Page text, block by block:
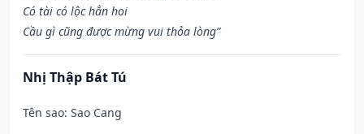
Có tài có lộc hẳn hoi
Cầu gì cũng được mừng vui thỏa lòng”
Nhị Thập Bát Tú
Tên sao: Sao Cang